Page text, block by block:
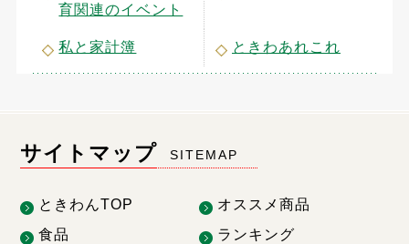
育関連のイベント
私と家計簿 ときわあれこれ
サイトマップ SITEMAP
ときわんTOP
食品
オススメ商品
ランキング